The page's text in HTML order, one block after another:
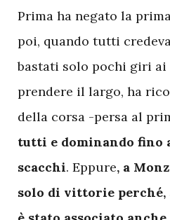
Prima ha negato la
poi, quando tutti
bastati solo pochi giri ai
prendere il largo, ha
della corsa -persa al
tutti e dominando fino
scacchi. Eppure, a
solo di vittorie perché,